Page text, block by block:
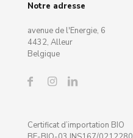
Notre adresse
avenue de l'Energie, 6
4432, Alleur
Belgique
Certificat d’importation BIO